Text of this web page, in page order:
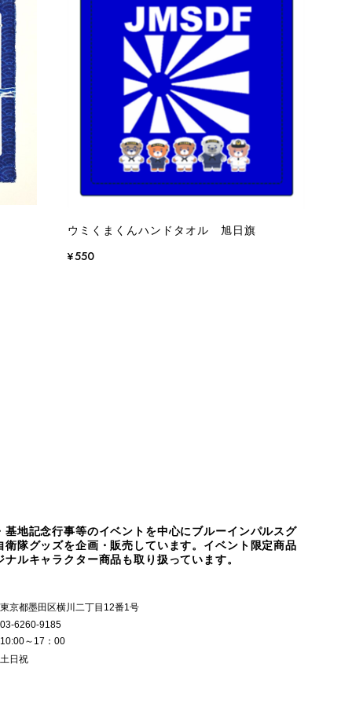
ウミくまくんハンドタオル 旭日旗
¥550
基地記念行事等のイベントを中心にブルーインパルスグ
衛隊グッズを企画・販売しています。イベント限定商品
ナルキャラクター商品も取り扱っています。
東京都墨田区横川二丁目12番1号
03-6260-9185
10:00～17：00
土日祝